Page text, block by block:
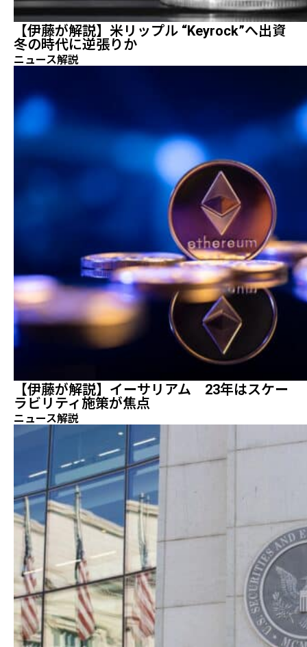
【伊藤が解説】米リップル “Keyrock”へ出資
冬の時代に逆張りか
ニュース解説
【伊藤が解説】イーサリアム 23年はスケー
ラビリティ施策が焦点
ニュース解説